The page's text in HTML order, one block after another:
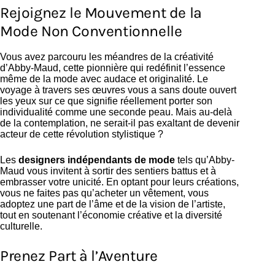
Rejoignez le Mouvement de la
Mode Non Conventionnelle
Vous avez parcouru les méandres de la créativité
d’Abby-Maud, cette pionnière qui redéfinit l’essence
même de la mode avec audace et originalité. Le
voyage à travers ses œuvres vous a sans doute ouvert
les yeux sur ce que signifie réellement porter son
individualité comme une seconde peau. Mais au-delà
de la contemplation, ne serait-il pas exaltant de devenir
acteur de cette révolution stylistique ?
Les designers indépendants de mode tels qu’Abby-
Maud vous invitent à sortir des sentiers battus et à
embrasser votre unicité. En optant pour leurs créations,
vous ne faites pas qu’acheter un vêtement, vous
adoptez une part de l’âme et de la vision de l’artiste,
tout en soutenant l’économie créative et la diversité
culturelle.
Prenez Part à l’Aventure